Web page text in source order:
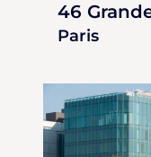
46
Paris